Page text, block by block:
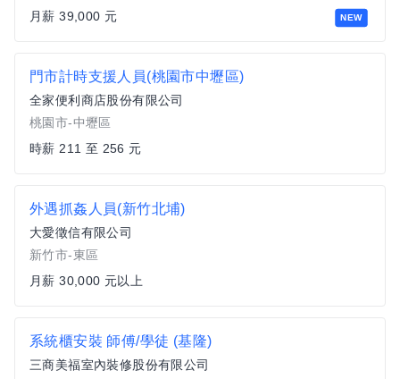
NEW
月薪 39,000 元
門市計時支援人員(桃園市中壢區)
全家便利商店股份有限公司
桃園市-中壢區
時薪 211 至 256 元
外遇抓姦人員(新竹北埔)
大愛徵信有限公司
新竹市-東區
月薪 30,000 元以上
系統櫃安裝 師傅/學徒 (基隆)
三商美福室內裝修股份有限公司